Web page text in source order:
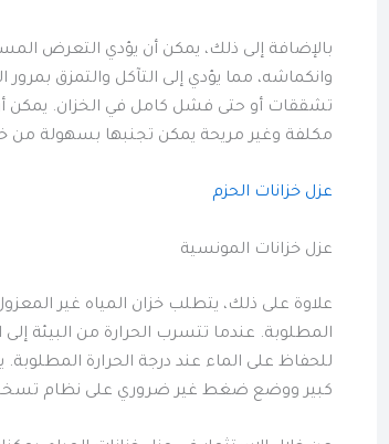
بالإضافة إلى ذلك، يمكن أن يؤدي التعرض
وانكماشه، مما يؤدي إلى التآكل والتمزق
تشققات أو حتى فشل كامل في الخزان. يمكن أن
مكلفة وغير مريحة يمكن تجنبها بسهولة من
عزل خزانات الحزم
عزل خزانات المونسية
علاوة على ذلك، يتطلب خزان المياه غير
المطلوبة. عندما تتسرب الحرارة من البيئة إلى
للحفاظ على الماء عند درجة الحرارة
كبير ووضع ضغط غير ضروري على نظام